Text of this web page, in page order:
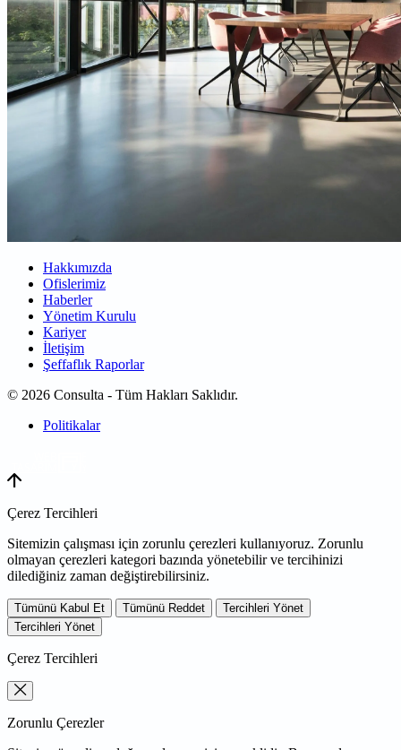
Hakkımızda
Ofislerimiz
Haberler
Yönetim Kurulu
Kariyer
İletişim
Şeffaflık Raporlar
© 2026 Consulta - Tüm Hakları Saklıdır.
Politikalar
Çerez Tercihleri
Sitemizin çalışması için zorunlu çerezleri kullanıyoruz. Zorunlu
olmayan çerezleri kategori bazında yönetebilir ve tercihinizi
dilediğiniz zaman değiştirebilirsiniz.
Tümünü Kabul Et Tümünü Reddet
Tercihleri Yönet
Tercihleri Yönet
Çerez Tercihleri
Zorunlu Çerezler